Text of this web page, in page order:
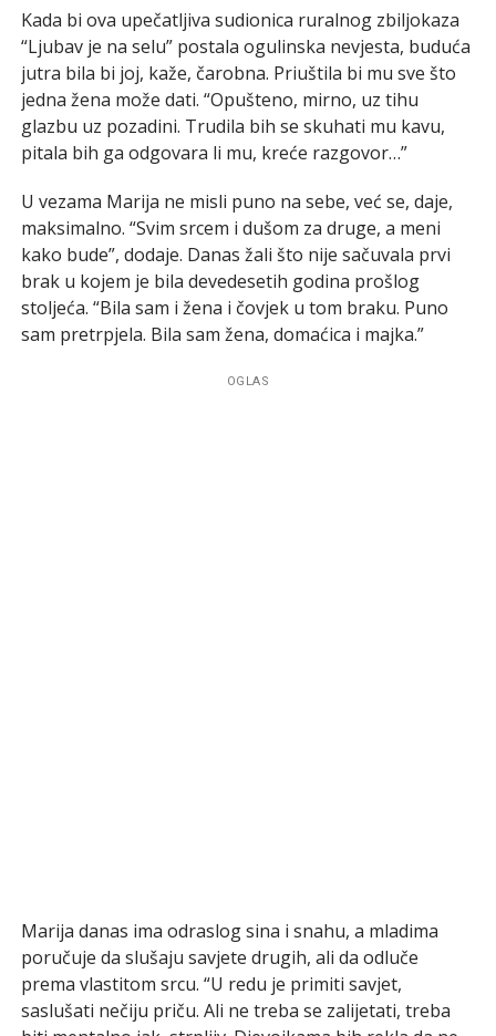
Kada bi ova upečatljiva sudionica ruralnog zbiljokaza
“Ljubav je na selu” postala ogulinska nevjesta, buduća
jutra bila bi joj, kaže, čarobna. Priuštila bi mu sve što
jedna žena može dati. “Opušteno, mirno, uz tihu
glazbu uz pozadini. Trudila bih se skuhati mu kavu,
pitala bih ga odgovara li mu, kreće razgovor…”
U vezama Marija ne misli puno na sebe, već se, daje,
maksimalno. “Svim srcem i dušom za druge, a meni
kako bude”, dodaje. Danas žali što nije sačuvala prvi
brak u kojem je bila devedesetih godina prošlog
stoljeća. “Bila sam i žena i čovjek u tom braku. Puno
sam pretrpjela. Bila sam žena, domaćica i majka.”
OGLAS
Marija danas ima odraslog sina i snahu, a mladima
poručuje da slušaju savjete drugih, ali da odluče
prema vlastitom srcu. “U redu je primiti savjet,
saslušati nečiju priču. Ali ne treba se zalijetati, treba